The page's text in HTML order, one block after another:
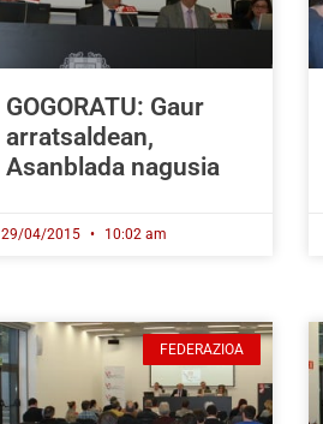
GOGORATU: Gaur
arratsaldean,
Asanblada nagusia
29/04/2015 10:02 am
FEDERAZIOA